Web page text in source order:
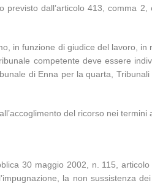
dall’articolo 413, comma
in funzione di giudice del lavoro, in
competente deve essere
di Enna per la quarta,
del ricorso nei termini
30 maggio 2002, n. 115,
la non sussistenza